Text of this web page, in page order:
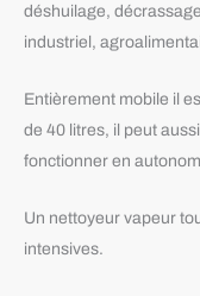
déshuilage,
industriel,
Entièrement mobile il
de 40 litres, il peut
fonctionner en
Un nettoyeur vapeur
intensives.